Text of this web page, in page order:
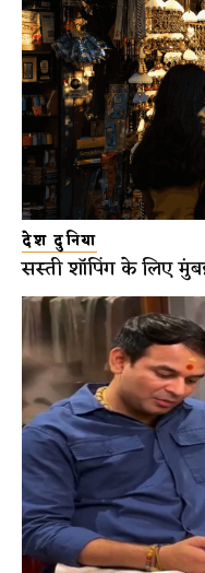
देश दुनिया
सस्ती शॉपिंग के लिए